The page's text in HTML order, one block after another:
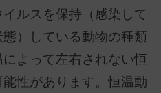
ルスを保持（感染して
）している動物の種類
よって左右されない恒
性があります。恒温動